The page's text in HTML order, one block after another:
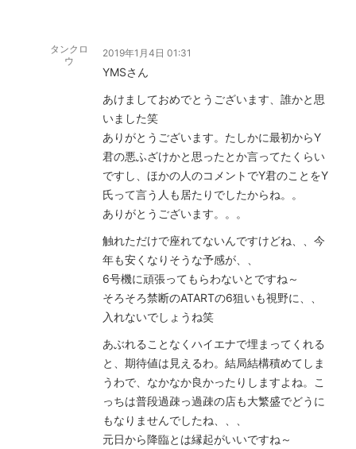
タンクロ
ウ
2019年1月4日 01:31
YMSさん
あけましておめでとうございます、誰かと思
いました笑
ありがとうございます。たしかに最初からY
君の悪ふざけかと思ったとか言ってたくらい
ですし、ほかの人のコメントでY君のことをY
氏って言う人も居たりでしたからね。。
ありがとうございます。。。
触れただけで座れてないんですけどね、、今
年も安くなりそうな予感が、、
6号機に頑張ってもらわないとですね～
そろそろ禁断のATARTの6狙いも視野に、、
入れないでしょうね笑
あぶれることなくハイエナで埋まってくれる
と、期待値は見えるわ。結局結構積めてしま
うわで、なかなか良かったりしますよね。こ
っちは普段過疎っ過疎の店も大繁盛でどうに
もなりませんでしたね、、、
元日から降臨とは縁起がいいですね～